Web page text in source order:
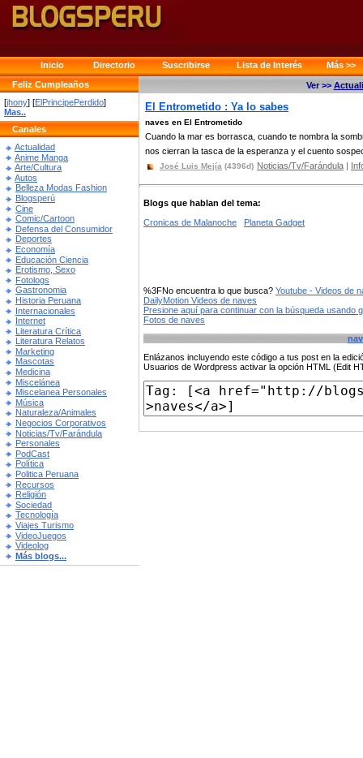
Inicio Directorio Suscribirse Lista de Interés
Más >>
Feliz Cumpleaños
[jhony] [ElPrincipePerdido]
Mas..
Canales
Actualidad
Anime Manga
Arte/Cultura
Autos
Belleza Modas Fashion
Blogsperú
Cine
Comic/Cartoon
Defensa del Consumidor
Deportes
Economía
Educación Ciencia
Erotismo, Sexo
Fotologs
Gastronomia
Historia Peruana
Internacionales
Internet
Literatura Crítica
Literatura Relatos
Marketing
Mascotas
Medicina
Miscelánea
Miscelanea Personales
Música
Naturaleza/Animales
Negocios Corporativos
Noticias/Tv/Farándula
Personales
PodCast
Política
Politica Peruana
Recursos
Religión
Sociedad
Tecnología
Viajes Turismo
VideoJuegos
Videolog
Más blogs...
Ver >>
El Entrometido : Ya lo sabes
naves en El Entrometido
Cuando la mar es borrasca, cuando te nombra la
nos cierran la tasca de la esperanza y el cuento
José Luis Mejía (4396d) Noticias/Tv/Farándula |
Blogs que hablan del tema:
Cronicas de Malanoche
Planeta Gadget
%3FNo encuentra lo que busca? Youtube - Videos de
DailyMotion Videos de naves
Presione aquí para continuar con la búsqueda usando
Fotos de naves
Enlázanos incluyendo este código a tus post en la
Usuarios de Wordpress activar la opción HTML (Edit